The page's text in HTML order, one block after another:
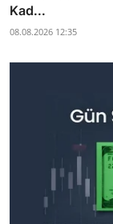
Kad...
08.08.2026 12:35